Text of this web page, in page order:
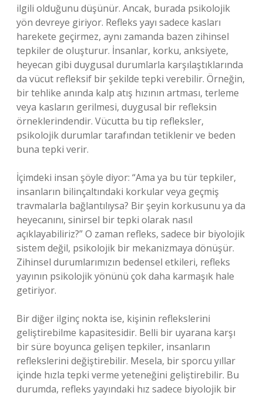
ilgili olduğunu düşünür. Ancak, burada psikolojik
yön devreye giriyor. Refleks yayı sadece kasları
harekete geçirmez, aynı zamanda bazen zihinsel
tepkiler de oluşturur. İnsanlar, korku, anksiyete,
heyecan gibi duygusal durumlarla karşılaştıklarında
da vücut refleksif bir şekilde tepki verebilir. Örneğin,
bir tehlike anında kalp atış hızının artması, terleme
veya kasların gerilmesi, duygusal bir refleksin
örneklerindendir. Vücutta bu tip refleksler,
psikolojik durumlar tarafından tetiklenir ve beden
buna tepki verir.
İçimdeki insan şöyle diyor: “Ama ya bu tür tepkiler,
insanların bilinçaltındaki korkular veya geçmiş
travmalarla bağlantılıysa? Bir şeyin korkusunu ya da
heyecanını, sinirsel bir tepki olarak nasıl
açıklayabiliriz?” O zaman refleks, sadece bir biyolojik
sistem değil, psikolojik bir mekanizmaya dönüşür.
Zihinsel durumlarımızın bedensel etkileri, refleks
yayının psikolojik yönünü çok daha karmaşık hale
getiriyor.
Bir diğer ilginç nokta ise, kişinin reflekslerini
geliştirebilme kapasitesidir. Belli bir uyarana karşı
bir süre boyunca gelişen tepkiler, insanların
reflekslerini değiştirebilir. Mesela, bir sporcu yıllar
içinde hızla tepki verme yeteneğini geliştirebilir. Bu
durumda, refleks yayındaki hız sadece biyolojik bir